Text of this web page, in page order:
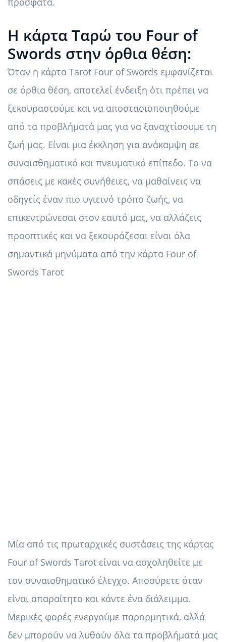
Η κάρτα Ταρώ του Four of
Swords στην όρθια θέση:
Όταν η κάρτα Tarot Four of Swords εμφανίζεται
σε όρθια θέση, αποτελεί ένδειξη ότι πρέπει να
ξεκουραστούμε και να αποστασιοποιηθούμε
από τα προβλήματά μας για να ξαναχτίσουμε τη
ζωή μας. Είναι μια έκκληση για ανάκαμψη σε
συναισθηματικό και πνευματικό επίπεδο. Το να
σπάσεις με κακές συνήθειες, να μαθαίνεις να
οδηγείς έναν πιο υγιεινό τρόπο ζωής, να
επικεντρώνεσαι στον εαυτό μας, να αλλάζεις
προοπτικές και να ξεκουράζεσαι είναι όλα
σημαντικά μηνύματα από την κάρτα Four of
Swords Tarot
Μία από τις πρωταρχικές συστάσεις της κάρτας
Four of Swords Tarot είναι να ασχοληθείτε με
τον συναισθηματικό έλεγχο. Αποσύρετε όταν
είναι απαραίτητο και κάντε ένα διάλειμμα.
Μερικές φορές ενεργούμε παρορμητικά, αλλά
δεν μπορούν να λυθούν όλα τα προβλήματά μας